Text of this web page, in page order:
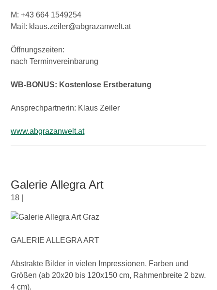
M: +43 664 1549254
Mail: klaus.zeiler@abgrazanwelt.at
Öffnungszeiten:
nach Terminvereinbarung
WB-BONUS: Kostenlose Erstberatung
Ansprechpartnerin: Klaus Zeiler
www.abgrazanwelt.at
Galerie Allegra Art
18 |
GALERIE ALLEGRA ART
Abstrakte Bilder in vielen Impressionen, Farben und
Größen (ab 20x20 bis 120x150 cm, Rahmenbreite 2 bzw.
4 cm).